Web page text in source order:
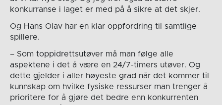
konkurranse i laget er med på å sikre at det skjer.
Og Hans Olav har en klar oppfordring til samtlige
spillere.
– Som toppidrettsutøver må man følge alle
aspektene i det å være en 24/7-timers utøver. Og
dette gjelder i aller høyeste grad når det kommer til
kunnskap om hvilke fysiske ressurser man trenger å
prioritere for å gjøre det bedre enn konkurrenten